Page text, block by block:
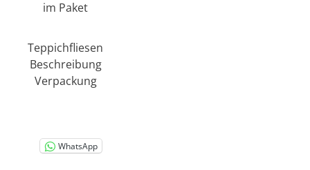
im Paket
Teppichfliesen
Beschreibung
Verpackung
WhatsApp